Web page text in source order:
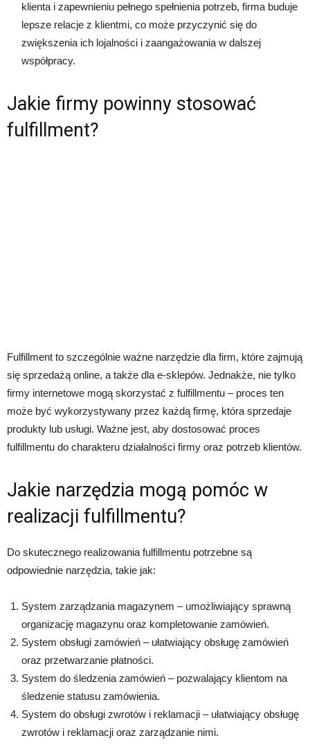
klienta i zapewnieniu pełnego spełnienia potrzeb, firma buduje
lepsze relacje z klientmi, co może przyczynić się do
zwiększenia ich lojalności i zaangażowania w dalszej
współpracy.
Jakie firmy powinny stosować
fulfillment?
Fulfillment to szczególnie ważne narzędzie dla firm, które zajmują
się sprzedażą online, a także dla e-sklepów. Jednakże, nie tylko
firmy internetowe mogą skorzystać z fulfillmentu – proces ten
może być wykorzystywany przez każdą firmę, która sprzedaje
produkty lub usługi. Ważne jest, aby dostosować proces
fulfillmentu do charakteru działalności firmy oraz potrzeb klientów.
Jakie narzędzia mogą pomóc w
realizacji fulfillmentu?
Do skutecznego realizowania fulfillmentu potrzebne są
odpowiednie narzędzia, takie jak:
System zarządzania magazynem – umożliwiający sprawną
organizację magazynu oraz kompletowanie zamówień.
System obsługi zamówień – ułatwiający obsługę zamówień
oraz przetwarzanie płatności.
System do śledzenia zamówień – pozwalający klientom na
śledzenie statusu zamówienia.
System do obsługi zwrotów i reklamacji – ułatwiający obsługę
zwrotów i reklamacji oraz zarządzanie nimi.